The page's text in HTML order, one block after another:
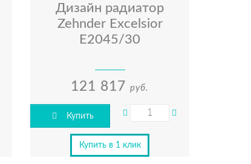
Дизайн радиатор
Zehnder Excelsior
E2045/30
121 817руб.
Купить
Купить в 1 клик